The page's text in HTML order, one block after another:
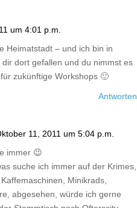
um 4:01 p.m.
Heimatstadt – und ich bin in
dort gefallen und du nimmst es
zukünftige Workshops 🙂
Antworten
11, 2011 um 5:04 p.m.
immer 😉
suche ich immer auf der Krimes,
Minikrads,
abgesehen, würde ich gerne